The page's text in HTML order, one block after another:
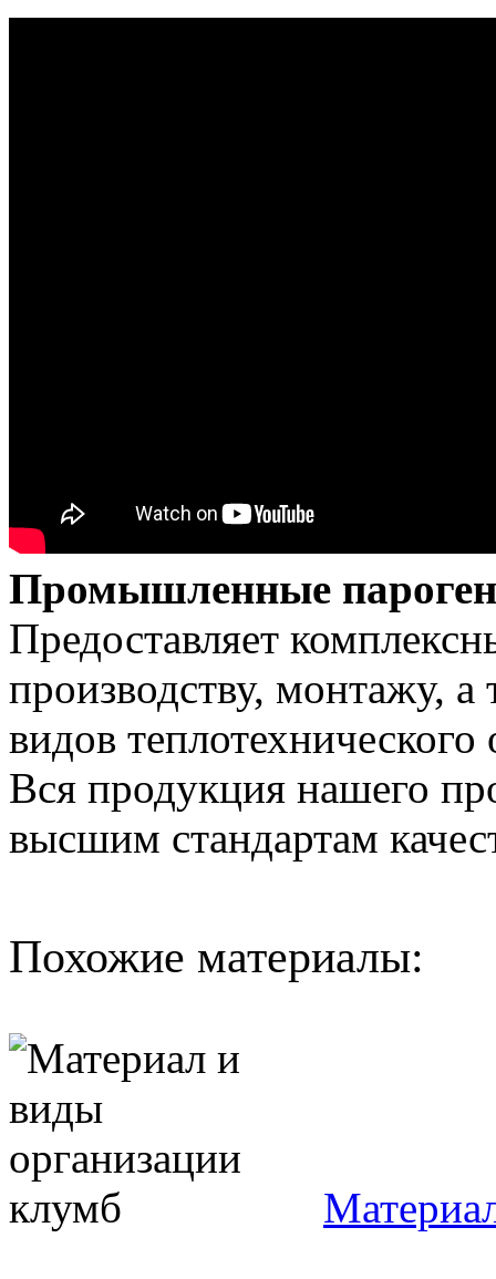
Промышленные
Предоставляет
производству, монтажу,
видов
Вся продукция нашего
высшим стандартам
Похожие материалы: